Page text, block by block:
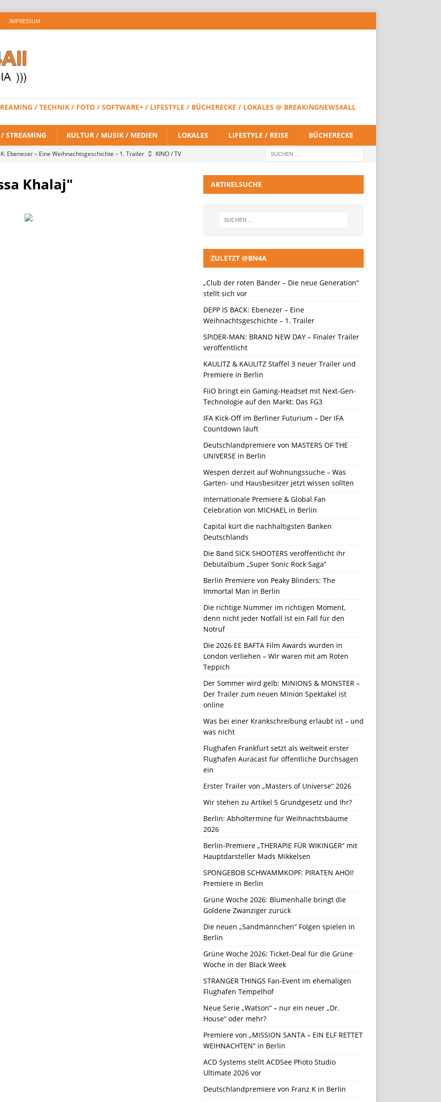
IMPRESSUM
/ TECHNIK / FOTO / SOFTWARE+ / LIFESTYLE / BÜCHERECKE / LOKALES @ BREAKINGNEWS4ALL
STREAMING KULTUR / MUSIK / MEDIEN LOKALES LIFESTYLE / REISE BÜCHERECKE
Ebenezer – Eine Weihnachtsgeschichte – 1. Trailer
KINO / TV
BRAND NEW DAY – Finaler Trailer veröffentlicht
Staffel 3 neuer Trailer und Premiere in Berlin
Khalaj" ARTIKELSUCHE
ZULETZT @BN4A
„Club der roten Bänder – Die neue Generation“
stellt sich vor
DEPP IS BACK: Ebenezer – Eine
Weihnachtsgeschichte – 1. Trailer
SPIDER-MAN: BRAND NEW DAY – Finaler Trailer
veröffentlicht
KAULITZ & KAULITZ Staffel 3 neuer Trailer und
Premiere in Berlin
FiiO bringt ein Gaming-Headset mit Next-Gen-
Technologie auf den Markt: Das FG3
IFA Kick-Off im Berliner Futurium – Der IFA
Countdown läuft
Deutschlandpremiere von MASTERS OF THE
UNIVERSE in Berlin
Wespen derzeit auf Wohnungssuche – Was
Garten- und Hausbesitzer jetzt wissen sollten
Internationale Premiere & Global Fan
Celebration von MICHAEL in Berlin
Capital kürt die nachhaltigsten Banken
Deutschlands
Die Band SICK SHOOTERS veröffentlicht ihr
Debütalbum „Super Sonic Rock Saga“
Berlin Premiere von Peaky Blinders: The
Immortal Man in Berlin
Die richtige Nummer im richtigen Moment,
denn nicht jeder Notfall ist ein Fall für den
Notruf
Die 2026 EE BAFTA Film Awards wurden in
London verliehen – Wir waren mit am Roten
Teppich
Der Sommer wird gelb: MINIONS & MONSTER –
Der Trailer zum neuen Minion Spektakel ist
online
Was bei einer Krankschreibung erlaubt ist – und
was nicht
Flughafen Frankfurt setzt als weltweit erster
Flughafen Auracast für öffentliche Durchsagen
ein
Erster Trailer von „Masters of Universe“ 2026
Wir stehen zu Artikel 5 Grundgesetz und Ihr?
Berlin: Abholtermine für Weihnachtsbäume
2026
Berlin-Premiere „THERAPIE FÜR WIKINGER“ mit
Hauptdarsteller Mads Mikkelsen
SPONGEBOB SCHWAMMKOPF: PIRATEN AHOI!
Premiere in Berlin
Grüne Woche 2026: Blumenhalle bringt die
Goldene Zwanziger zurück
Die neuen „Sandmännchen“ Folgen spielen in
Berlin
Grüne Woche 2026: Ticket-Deal für die Grüne
Woche in der Black Week
STRANGER THINGS Fan-Event im ehemaligen
Flughafen Tempelhof
Neue Serie „Watson“ – nur ein neuer „Dr.
House“ oder mehr?
Premiere von „MISSION SANTA – EIN ELF RETTET
WEIHNACHTEN“ in Berlin
ACD Systems stellt ACDSee Photo Studio
Ultimate 2026 vor
Deutschlandpremiere von Franz K in Berlin